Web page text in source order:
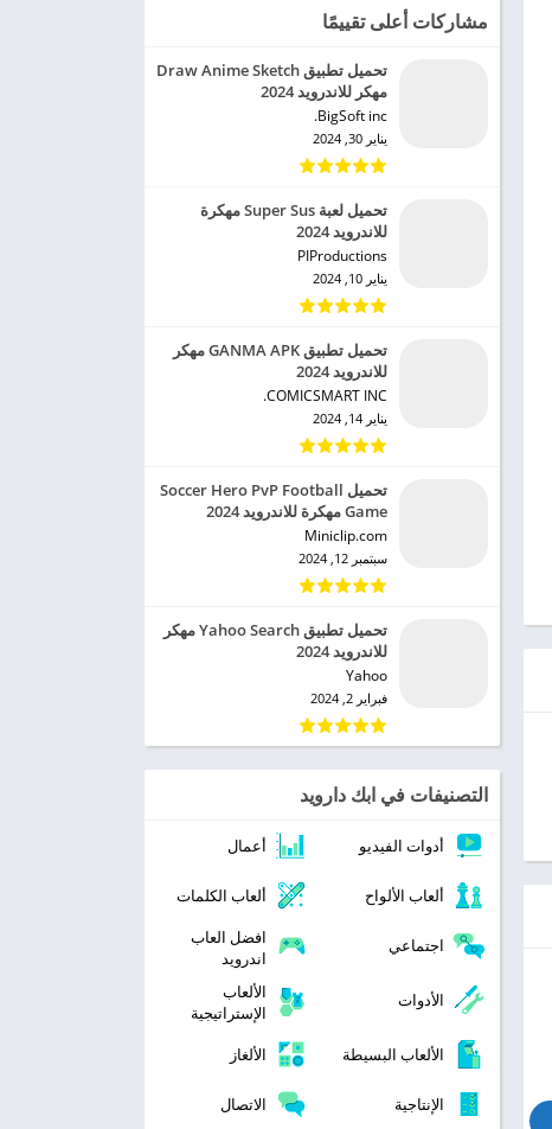
مشاركات أعلى تقييمًا
تحميل تطبيق Draw Anime Sketch
مهكر للاندرويد 2024
BigSoft inc.‏
يناير 30, 2024
تحميل لعبة Super Sus مهكرة
للاندرويد 2024
PIProductions‏
يناير 10, 2024
تحميل تطبيق GANMA APK مهكر
للاندرويد 2024
COMICSMART INC.‏
يناير 14, 2024
تحميل Soccer Hero PvP Football
Game مهكرة للاندرويد 2024
Miniclip.com‏
سبتمبر 12, 2024
تحميل تطبيق Yahoo Search مهكر
للاندرويد 2024
Yahoo‏
فبراير 2, 2024
التصنيفات في ابك دارويد
أدوات الفيديو أعمال
ألعاب الألواح ألعاب الكلمات
اجتماعي
افضل العاب
اندرويد
الأدوات
الألعاب
الإستراتيجية
الألعاب البسيطة
الألغاز
الإنتاجية
الاتصال